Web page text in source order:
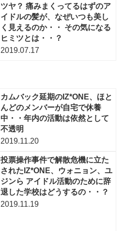
ツヤ？ 痛みまくってるはずのア
イドルの髪が、なぜいつも美し
く見えるのか・・ その気になる
ヒミツとは・・？
2019.07.17
カムバック延期のIZ*ONE、ほと
んどのメンバーが自宅で休養
中・・年内の活動は依然として
不透明
2019.11.20
投票操作事件で解散危機に立た
されたIZ*ONE、ウォニョン、ユ
ジンら アイドル活動のために辞
退した学校はどうするの・・？
2019.11.19